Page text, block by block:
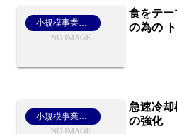
小規模事業者持続化補助金
食をテ
の為の
急速冷却
の強化